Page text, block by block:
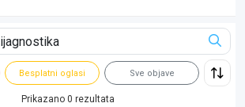
Besplatni oglasi Sve objave
Prikazano 0 rezultata